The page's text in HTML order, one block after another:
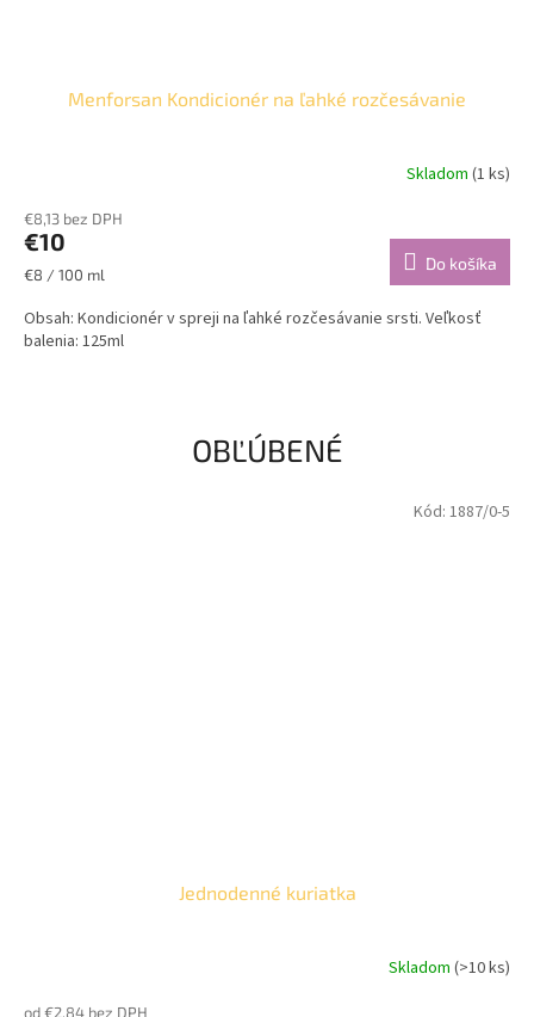
Menforsan Kondicionér na ľahké rozčesávanie
Skladom (1 ks)
€8,13 bez DPH
€10
Jednotková
€8 / 100 ml
Do košíka
Obsah: Kondicionér v spreji na ľahké rozčesávanie srsti. Veľkosť
balenia: 125ml
OBĽÚBENÉ
Jednodenné kuriatka
Skladom(>10 ks)
od €2,84 bez DPH
Kód: 1887/0-5